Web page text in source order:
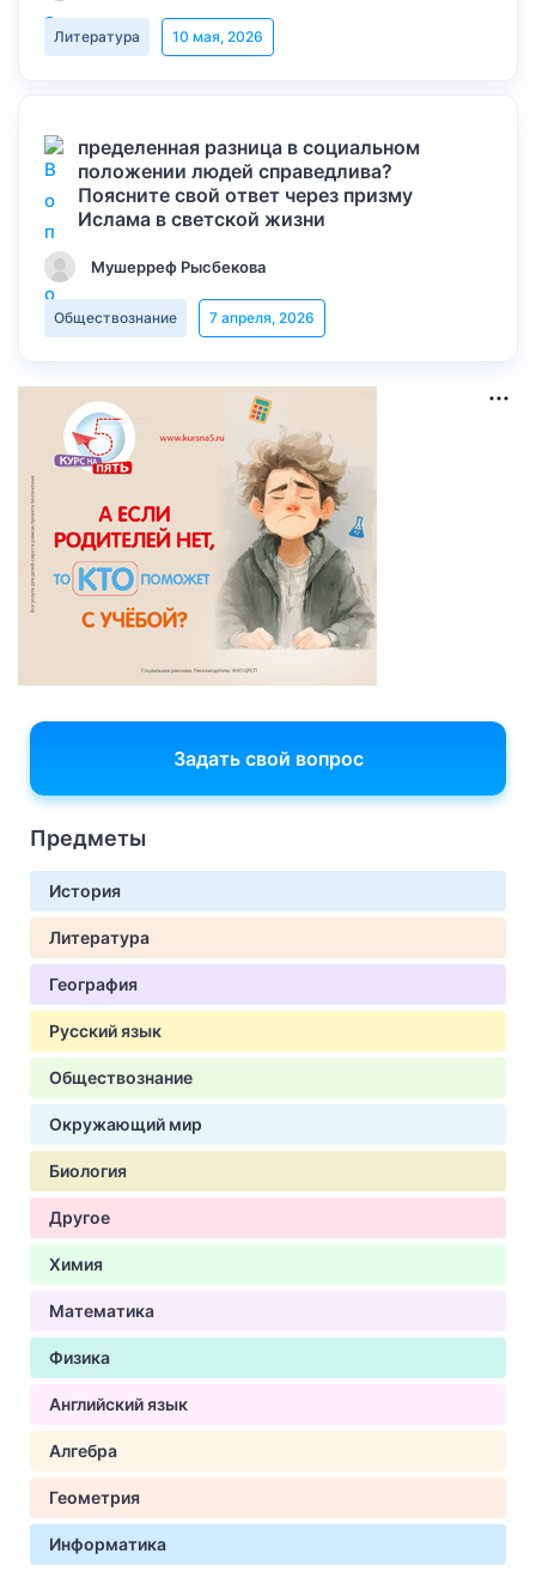
Литература 10 мая, 2026
пределенная разница в социальном
положении людей справедлива?
Поясните свой ответ через призму
Ислама в светской жизни
Мушерреф Рысбекова
Обществознание 7 апреля, 2026
Задать свой вопрос
Предметы
История
Литература
География
Русский язык
Обществознание
Окружающий мир
Биология
Другое
Химия
Математика
Физика
Английский язык
Алгебра
Геометрия
Информатика